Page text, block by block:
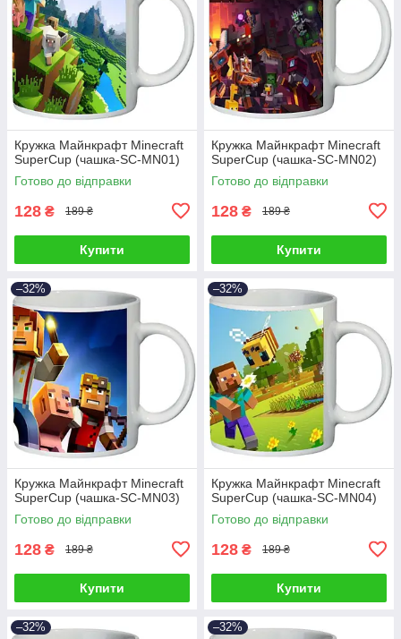
Кружка Майнкрафт Minecraft
SuperCup (чашка-SC-MN01)
Готово до відправки
128 ₴ 189 ₴
Купити
Кружка Майнкрафт Minecraft
SuperCup (чашка-SC-MN02)
Готово до відправки
128 ₴ 189 ₴
Купити
–32%
Кружка Майнкрафт Minecraft
SuperCup (чашка-SC-MN03)
Готово до відправки
128 ₴ 189 ₴
Купити
–32%
Кружка Майнкрафт Minecraft
SuperCup (чашка-SC-MN04)
Готово до відправки
128 ₴ 189 ₴
Купити
–32% –32%